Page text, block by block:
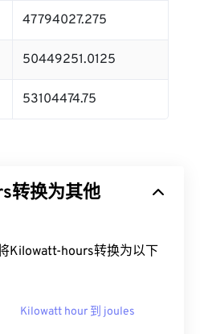
47794027.275
50449251.0125
53104474.75
转换为其他
Kilowatt-hours转换为以下
Kilowatt hour 到 joules